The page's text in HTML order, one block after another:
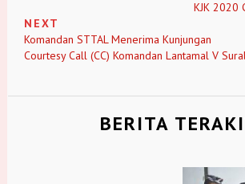
KJK 2020
NEXT
Komandan STTAL Menerima Kunjungan
Courtesy Call (CC) Komandan Lantamal V
BERITA